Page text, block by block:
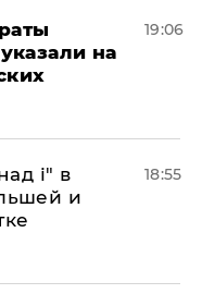
на
19:06
і" в
и
18:55